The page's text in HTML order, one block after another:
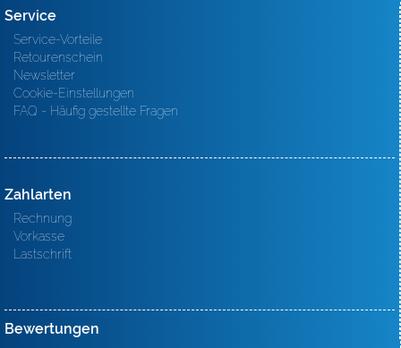
Service
Service-Vorteile
Retourenschein
Newsletter
Cookie-Einstellungen
FAQ - Häufig gestellte Fragen
Zahlarten
Rechnung
Vorkasse
Lastschrift
Bewertungen